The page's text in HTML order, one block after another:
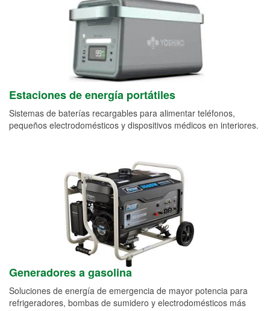
Estaciones de energía portátiles
Sistemas de baterías recargables para alimentar teléfonos,
pequeños electrodomésticos y dispositivos médicos en interiores.
Generadores a gasolina
Soluciones de energía de emergencia de mayor potencia para
refrigeradores, bombas de sumidero y electrodomésticos más